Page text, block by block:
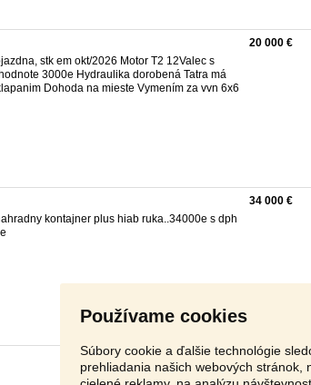
Používame cookies
Súbory cookie a ďalšie technológie
prehliadania našich webových stránok,
stk em okt/2026 Motor T2 12Valec s
3000e Hydraulika dorobená Tatra má
Dohoda na mieste Vymením za vvn 6x6
20 000 €
kontajner plus hiab ruka..34000e s dph
34 000 €